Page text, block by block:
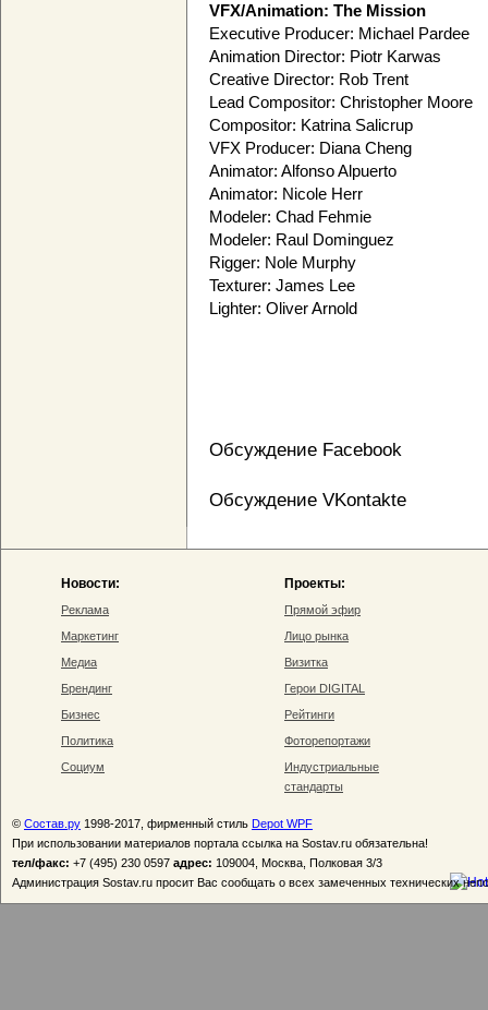
VFX/Animation: The Mission
Executive Producer: Michael Pardee
Animation Director: Piotr Karwas
Creative Director: Rob Trent
Lead Compositor: Christopher Moore
Compositor: Katrina Salicrup
VFX Producer: Diana Cheng
Animator: Alfonso Alpuerto
Animator: Nicole Herr
Modeler: Chad Fehmie
Modeler: Raul Dominguez
Rigger: Nole Murphy
Texturer: James Lee
Lighter: Oliver Arnold
Обсуждение Facebook
Обсуждение VKontakte
Новости:
Реклама
Маркетинг
Медиа
Брендинг
Бизнес
Политика
Социум
Проекты:
Прямой эфир
Лицо рынка
Визитка
Герои DIGITAL
Рейтинги
Фоторепортажи
Индустриальные
стандарты
© Состав.ру 1998-2017, фирменный стиль Depot WPF
При использовании материалов портала ссылка на Sostav.ru обязательна!
тел/факс: +7 (495) 230 0597 адрес: 109004, Москва, Полковая 3/3
Администрация Sostav.ru просит Вас сообщать о всех замеченных технических